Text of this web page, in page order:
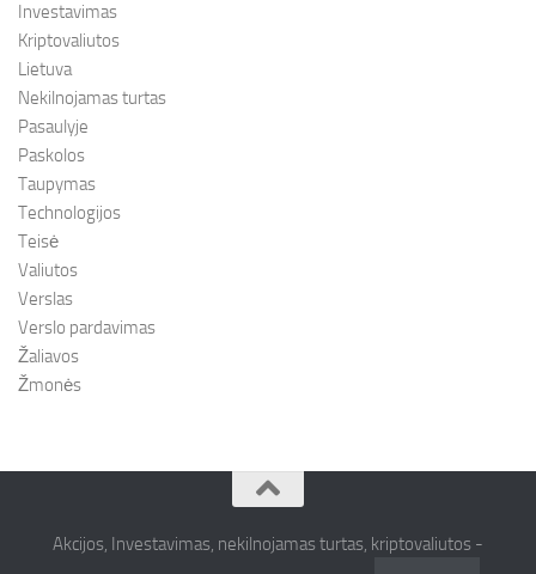
Investavimas
Kriptovaliutos
Lietuva
Nekilnojamas turtas
Pasaulyje
Paskolos
Taupymas
Technologijos
Teisė
Valiutos
Verslas
Verslo pardavimas
Žaliavos
Žmonės
Akcijos, Investavimas, nekilnojamas turtas, kriptovaliutos -